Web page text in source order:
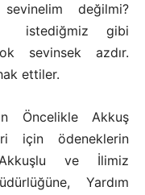
değilmi?
istediğmiz gibi
sevinsek azdır.
ettiler.
Öncelikle Akkuş
için ödeneklerin
Akkuşlu ve İlimiz
Yardım